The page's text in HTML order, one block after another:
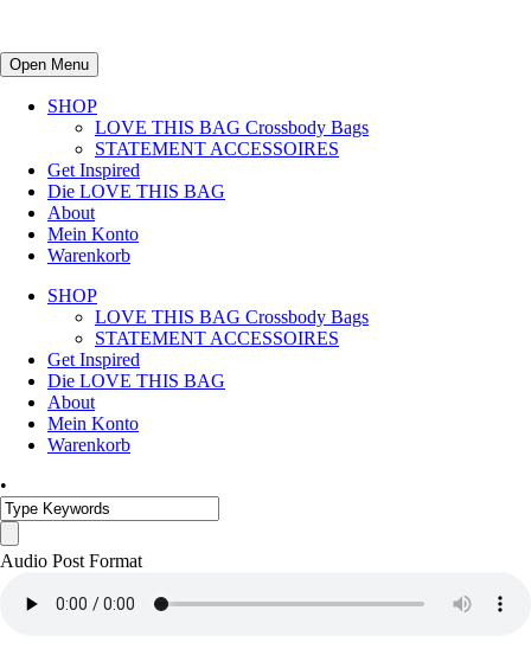
Open Menu
SHOP
LOVE THIS BAG Crossbody Bags
STATEMENT ACCESSOIRES
Get Inspired
Die LOVE THIS BAG
About
Mein Konto
Warenkorb
SHOP
LOVE THIS BAG Crossbody Bags
STATEMENT ACCESSOIRES
Get Inspired
Die LOVE THIS BAG
About
Mein Konto
Warenkorb
•
Audio Post Format